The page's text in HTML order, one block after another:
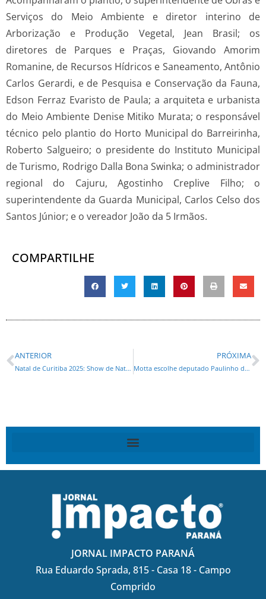
Serviços do Meio Ambiente e diretor interino de
Arborização e Produção Vegetal, Jean Brasil; os
diretores de Parques e Praças, Giovando Amorim
Romanine, de Recursos Hídricos e Saneamento, Antônio
Carlos Gerardi, e de Pesquisa e Conservação da Fauna,
Edson Ferraz Evaristo de Paula; a arquiteta e urbanista
do Meio Ambiente Denise Mitiko Murata; o responsável
técnico pelo plantio do Horto Municipal do Barreirinha,
Roberto Salgueiro; o presidente do Instituto Municipal
de Turismo, Rodrigo Dalla Bona Swinka; o administrador
regional do Cajuru, Agostinho Creplive Filho; o
superintendente da Guarda Municipal, Carlos Celso dos
Santos Júnior; e o vereador João da 5 Irmãos.
COMPARTILHE
ANTERIOR
Natal de Curitiba 2025: Show de Natal da Disney terá sessões extras em Curitiba; veja a data da venda de ingressos
PRÓXIMA
Motta escolhe deputado Paulinho da Força relator do PL da anistia
JORNAL IMPACTO PARANÁ
Rua Eduardo Sprada, 815 - Casa 18 - Campo
Comprido